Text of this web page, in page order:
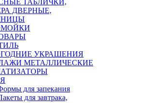
ТАБЛИЧКИ,
ДВЕРНЫЕ,
УКРАШЕНИЯ
МЕТАЛЛИЧЕСКИЕ
для запекания
для завтрака,